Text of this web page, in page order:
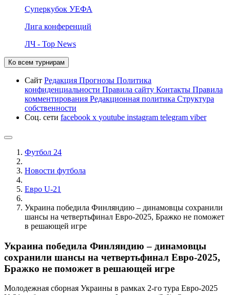
Суперкубок УЕФА
Лига конференций
ЛЧ - Top News
Ко всем турнирам
Сайт Редакция Прогнозы Политика
конфиденциальности Правила сайту Контакты Правила
комментирования Редакционная политика Структура
собственности
Соц. сети facebook x youtube instagram telegram viber
Футбол 24
Новости футбола
Евро U-21
Украина победила Финляндию – динамовцы сохранили
шансы на четвертьфинал Евро-2025, Бражко не поможет
в решающей игре
Украина победила Финляндию – динамовцы
сохранили шансы на четвертьфинал Евро-2025,
Бражко не поможет в решающей игре
Молодежная сборная Украины в рамках 2-го тура Евро-2025